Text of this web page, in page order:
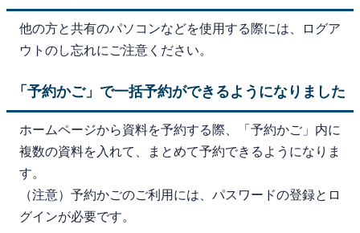
他の方と共有のパソコンなどを使用する際には、ログア
ウトのし忘れにご注意ください。
「予約かご」で一括予約ができるようになりました
ホームページから資料を予約する際、「予約かご」内に
複数の資料を入れて、まとめて予約できるようになりま
す。
（注意）予約かごのご利用には、パスワードの登録とロ
グインが必要です。